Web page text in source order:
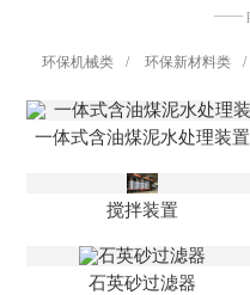
——
环保机械类 / 环保新材料类 /
一体式含油煤泥水处理装置
搅拌装置
石英砂过滤器